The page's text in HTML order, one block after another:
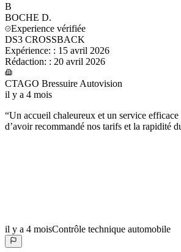
B
BOCHE D.
Experience vérifiée
DS3 CROSSBACK
Expérience: : 15 avril 2026
Rédaction: : 20 avril 2026
CTAGO Bressuire Autovision
il y a 4 mois
“Un accueil chaleureux et un service efficace
d’avoir recommandé nos tarifs et la rapidité
il y a 4 moisContrôle technique automobile